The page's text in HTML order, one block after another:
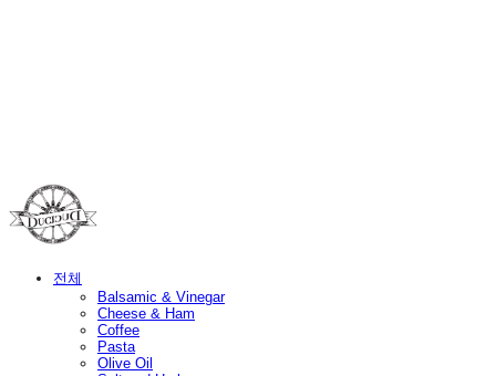
전체
Balsamic & Vinegar
Cheese & Ham
Coffee
Pasta
Olive Oil